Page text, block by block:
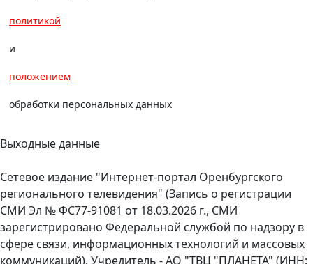
политикой
и
положением
обработки персональных данных
Выходные данные
Сетевое издание "Интернет-портал Оренбургского
регионального телевидения" (Запись о регистрации
СМИ Эл № ФС77-91081 от 18.03.2026 г., СМИ
зарегистрировано Федеральной службой по надзору в
сфере связи, информационных технологий и массовых
коммуникаций). Учредитель - АО "ТВЦ "ПЛАНЕТА" (ИНН: